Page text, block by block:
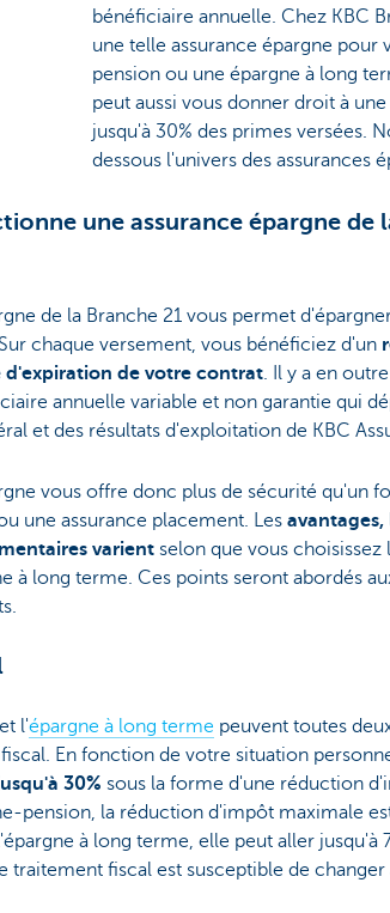
bénéficiaire annuelle. Chez KBC
une telle assurance épargne
pension ou une épargne à long
peut aussi vous donner droit à
jusqu'à 30% des primes versées.
dessous l'univers des assurances
une assurance épargne de
de la Branche 21 vous permet
chaque versement, vous bénéficiez d'un
d'expiration de votre contrat. Il y a en
annuelle variable et non garantie qui
et des résultats d'exploitation de KBC
vous offre donc plus de sécurité qu'un
une assurance placement. Les avantages,
varientselon que vous choisissez
à long terme. Ces points seront abordés
l'épargne à long terme peuvent toutes
En fonction de votre situation
30% sous la forme d'une réduction
pension, la réduction d'impôt maximale
à long terme, elle peut aller jusqu'à
traitement fiscal est susceptible de changer